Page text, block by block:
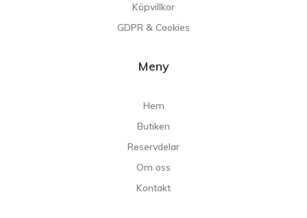
Köpvillkor
GDPR & Cookies
Meny
Hem
Butiken
Reservdelar
Om oss
Kontakt